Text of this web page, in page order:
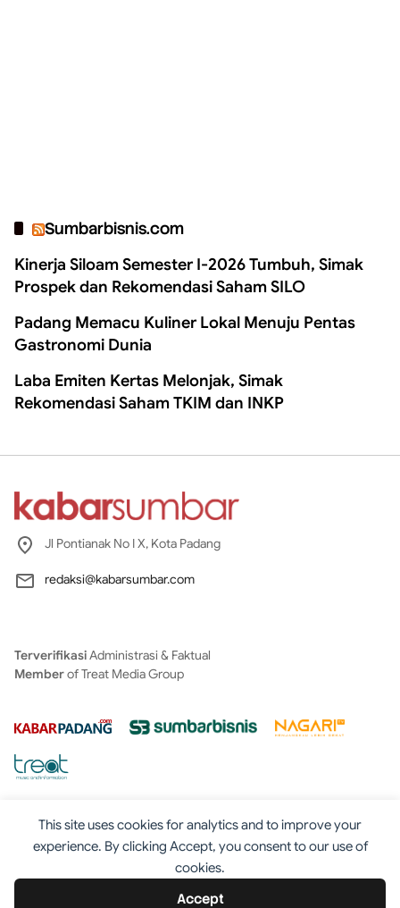
This site uses cookies for analytics and to improve your
experience. By clicking Accept, you consent to our use of
cookies.
Accept
Sumbarbisnis.com
Kinerja Siloam Semester I-2026 Tumbuh, Simak
Prospek dan Rekomendasi Saham SILO
Padang Memacu Kuliner Lokal Menuju Pentas
Gastronomi Dunia
Laba Emiten Kertas Melonjak, Simak
Rekomendasi Saham TKIM dan INKP
Jl Pontianak No I X, Kota Padang
redaksi@kabarsumbar.com
TerverifikasiAdministrasi & Faktual
Memberof Treat Media Group
Tentang Redaksi Kontak Disclaimer
Iklan